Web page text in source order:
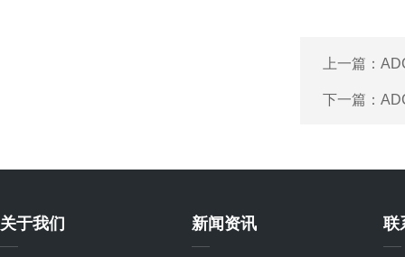
上一篇：
下一篇：
关于我们 新闻资讯 联